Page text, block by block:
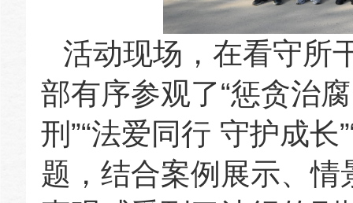
活动现场，在看守所
部有序参观了“惩贪治
刑”“法爱同行 守护成长
题，结合案例展示、